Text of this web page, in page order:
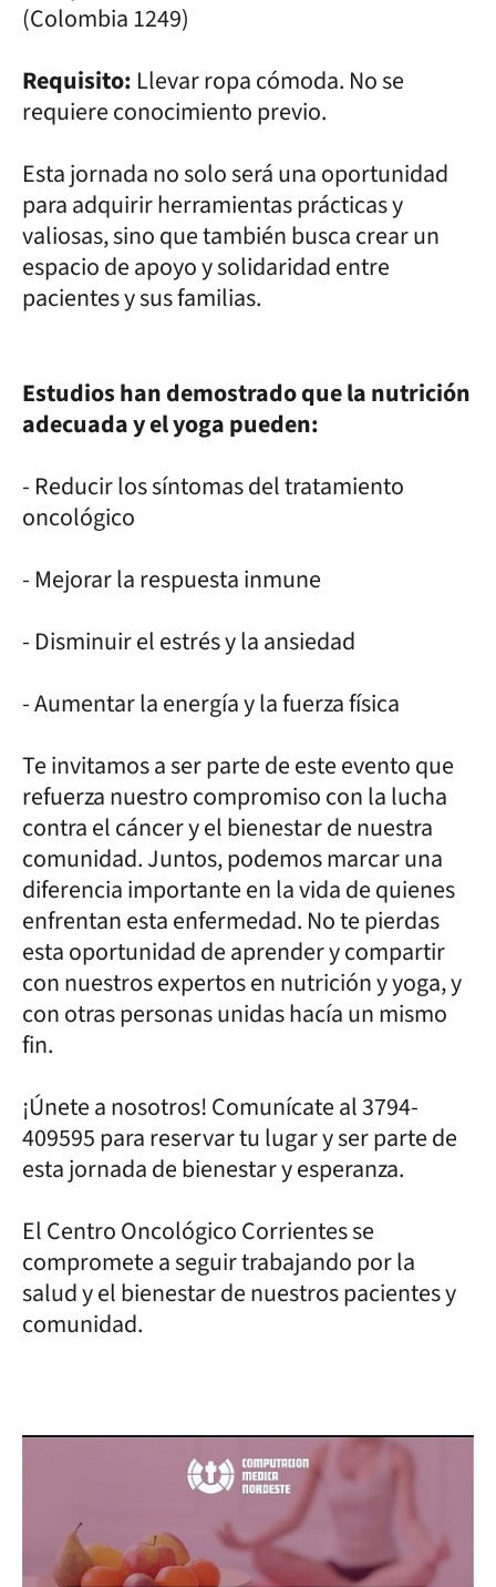
(Colombia 1249)
Requisito: Llevar ropa cómoda. No se
requiere conocimiento previo.
Esta jornada no solo será una oportunidad
para adquirir herramientas prácticas y
valiosas, sino que también busca crear un
espacio de apoyo y solidaridad entre
pacientes y sus familias.
Estudios han demostrado que la nutrición
adecuada y el yoga pueden:
- Reducir los síntomas del tratamiento
oncológico
- Mejorar la respuesta inmune
- Disminuir el estrés y la ansiedad
- Aumentar la energía y la fuerza física
Te invitamos a ser parte de este evento que
refuerza nuestro compromiso con la lucha
contra el cáncer y el bienestar de nuestra
comunidad. Juntos, podemos marcar una
diferencia importante en la vida de quienes
enfrentan esta enfermedad. No te pierdas
esta oportunidad de aprender y compartir
con nuestros expertos en nutrición y yoga, y
con otras personas unidas hacía un mismo
fin.
¡Únete a nosotros! Comunícate al 3794-
409595 para reservar tu lugar y ser parte de
esta jornada de bienestar y esperanza.
El Centro Oncológico Corrientes se
compromete a seguir trabajando por la
salud y el bienestar de nuestros pacientes y
comunidad.